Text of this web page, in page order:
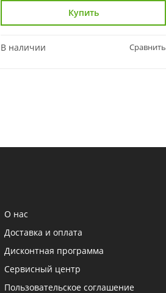
Купить
В наличии Сравнить
О нас
Доставка и оплата
Дисконтная программа
Сервисный центр
Пользовательское соглашение